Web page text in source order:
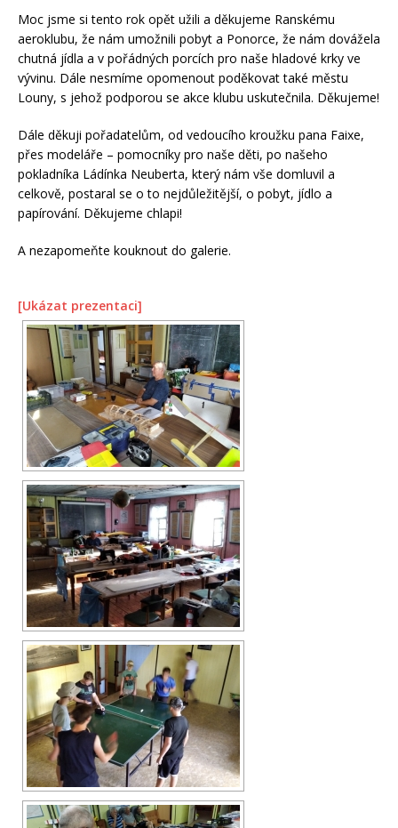
Moc jsme si tento rok opět užili a děkujeme Ranskému
aeroklubu, že nám umožnili pobyt a Ponorce, že nám dovážela
chutná jídla a v pořádných porcích pro naše hladové krky ve
vývinu. Dále nesmíme opomenout poděkovat také městu
Louny, s jehož podporou se akce klubu uskutečnila. Děkujeme!
Dále děkuji pořadatelům, od vedoucího kroužku pana Faixe,
přes modeláře – pomocníky pro naše děti, po našeho
pokladníka Ládínka Neuberta, který nám vše domluvil a
celkově, postaral se o to nejdůležitější, o pobyt, jídlo a
papírování. Děkujeme chlapi!
A nezapomeňte kouknout do galerie.
[Ukázat prezentaci]